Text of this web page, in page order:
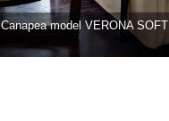
Canapea model VERONA SOFT